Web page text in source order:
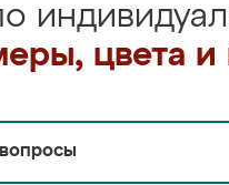
цвета и